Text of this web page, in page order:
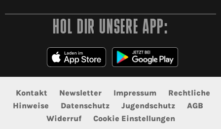
HOL DIR UNSERE APP:
Kontakt Newsletter Impressum
Rechtliche
Hinweise
Datenschutz Jugendschutz
AGB
Widerruf
Cookie Einstellungen